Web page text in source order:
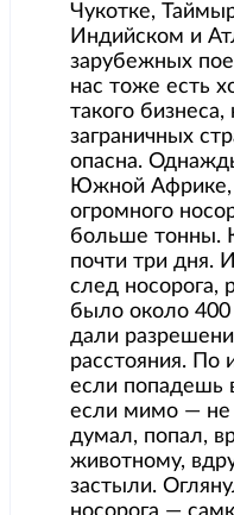
Чукотке,
Индийском и
зарубежных
нас тоже есть
такого
заграничных
опасна.
Южной Африке,
огромного
больше тонны.
почти три дня.
след носорога,
было около
дали
расстояния. По
если попадешь
если мимо — не
думал, попал,
животному,
застыли.